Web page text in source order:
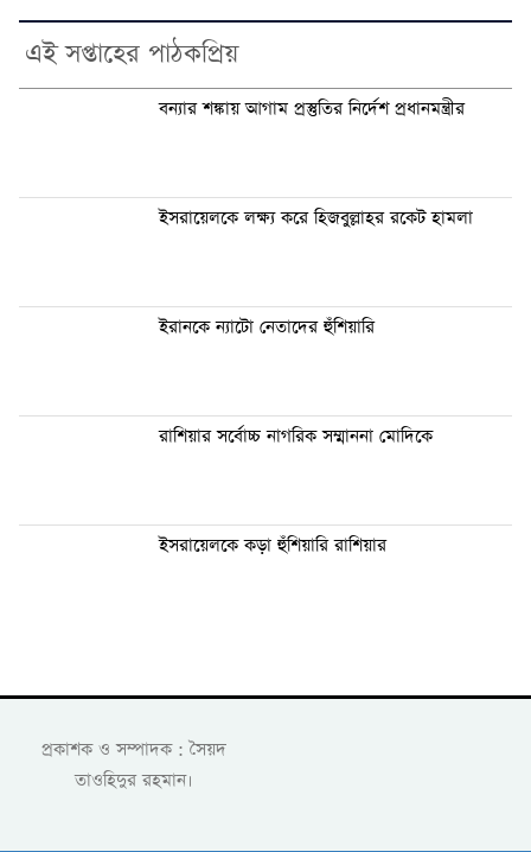
এই সপ্তাহের পাঠকপ্রিয়
বন্যার শঙ্কায় আগাম প্রস্তুতির নির্দেশ প্রধানমন্ত্রীর
ইসরায়েলকে লক্ষ্য করে হিজবুল্লাহর রকেট হামলা
ইরানকে ন্যাটো নেতাদের হুঁশিয়ারি
রাশিয়ার সর্বোচ্চ নাগরিক সম্মাননা মোদিকে
ইসরায়েলকে কড়া হুঁশিয়ারি রাশিয়ার
প্রকাশক ও সম্পাদক : সৈয়দ
তাওহিদুর রহমান।